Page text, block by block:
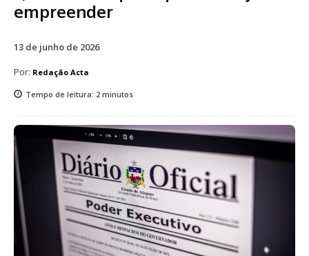
empreender
13 de junho de 2026
Por: Redação Acta
Tempo de leitura: 2 minutos